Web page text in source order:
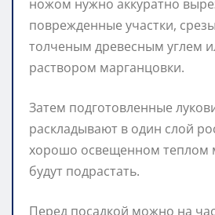
ножом нужно аккуратно
поврежденные участки,
толченым древесным углем
раствором марганцовки.
Затем подготовленные
раскладывают в один слой
хорошо освещенном теплом
будут подрастать.
Перед посадкой можно на